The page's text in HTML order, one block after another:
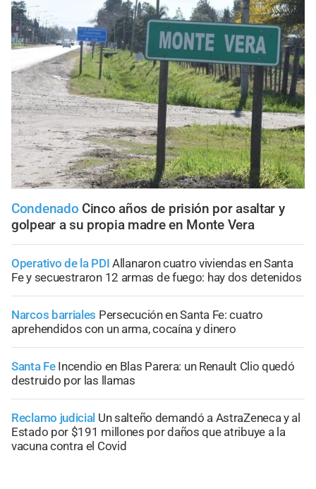
Condenado Cinco años de prisión por asaltar y
golpear a su propia madre en Monte Vera
Operativo de la PDI Allanaron cuatro viviendas en Santa
Fe y secuestraron 12 armas de fuego: hay dos detenidos
Narcos barriales Persecución en Santa Fe: cuatro
aprehendidos con un arma, cocaína y dinero
Santa Fe Incendio en Blas Parera: un Renault Clio quedó
destruido por las llamas
Reclamo judicial Un salteño demandó a AstraZeneca y al
Estado por $191 millones por daños que atribuye a la
vacuna contra el Covid